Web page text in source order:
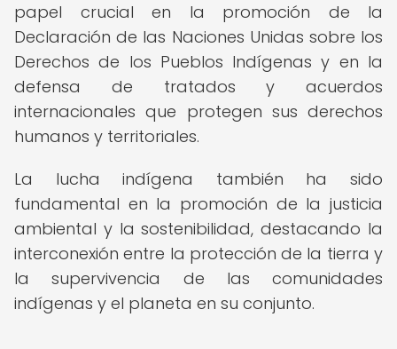
papel crucial en la promoción de la
Declaración de las Naciones Unidas sobre los
Derechos de los Pueblos Indígenas y en la
defensa de tratados y acuerdos
internacionales que protegen sus derechos
humanos y territoriales.
La lucha indígena también ha sido
fundamental en la promoción de la justicia
ambiental y la sostenibilidad, destacando la
interconexión entre la protección de la tierra y
la supervivencia de las comunidades
indígenas y el planeta en su conjunto.